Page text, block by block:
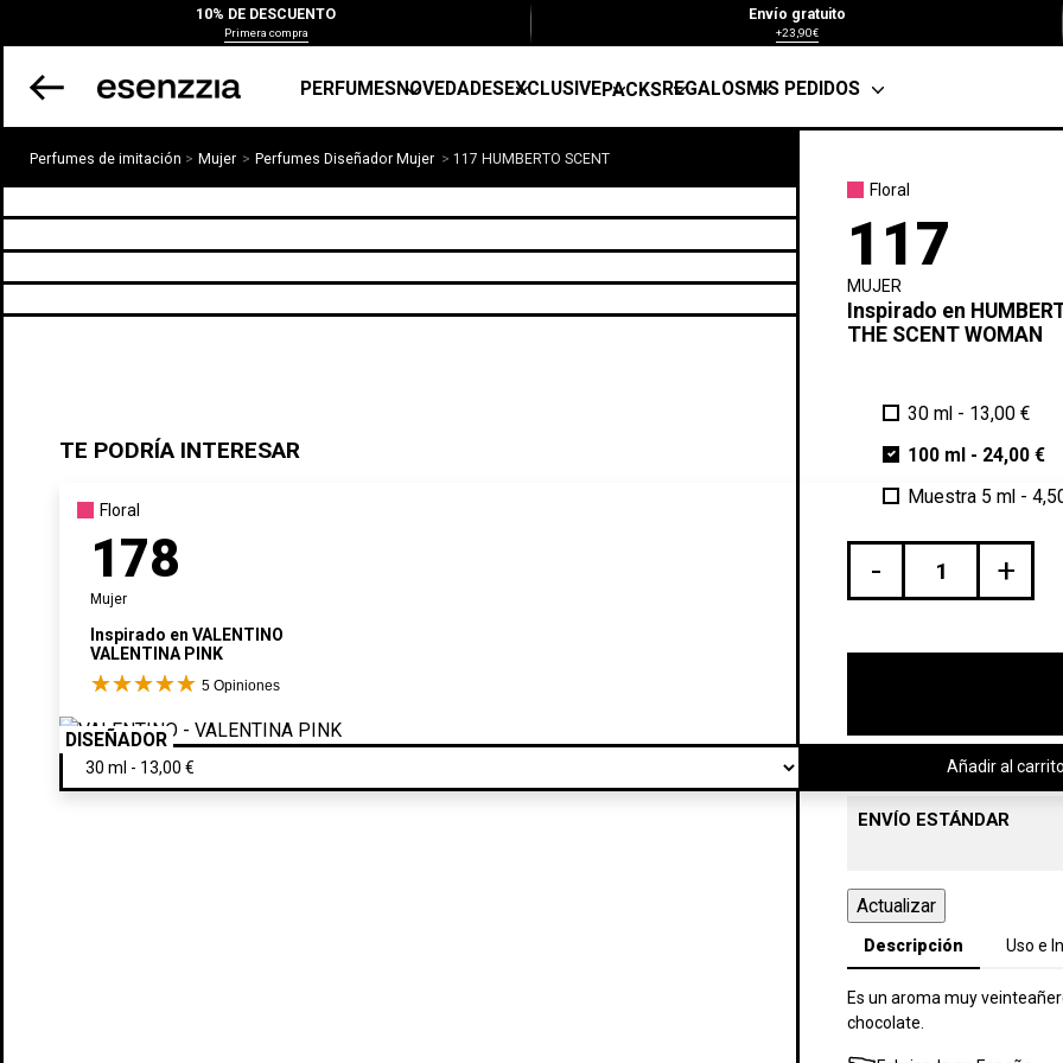
10% DE DESCUENTO
Primera compra
Envío gratuito
+23,90€
PERFUMESNOVEDADESEXCLUSIVEPACKSREGALOSMIS PEDIDOS
Perfumes de imitación Mujer Perfumes Diseñador Mujer 117 HUMBERTO SCENT
Floral
117
MUJER
Inspirado en
THE SCENT WOMAN
30 ml - 13,00 €
100 ml - 24,00 €
Muestra 5 ml -
- +
ENVÍO ESTÁNDAR
Descripción Uso e
Es un aroma muy
chocolate.
TE PODRÍA INTERESAR
Floral
178
Mujer
Inspirado en VALENTINO
VALENTINA PINK
5Opiniones
DISEÑADOR
Añadir al carrito